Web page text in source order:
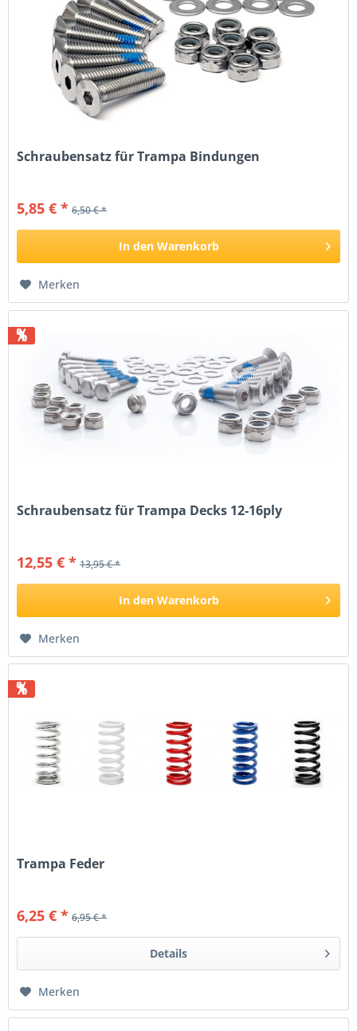
Schraubensatz für Trampa Bindungen
5,85 € * 6,50 € *
In den Warenkorb
Merken
%
Schraubensatz für Trampa Decks 12-16ply
12,55 € * 13,95 € *
In den Warenkorb
Merken
%
Trampa Feder
6,25 € * 6,95 € *
Details
Merken